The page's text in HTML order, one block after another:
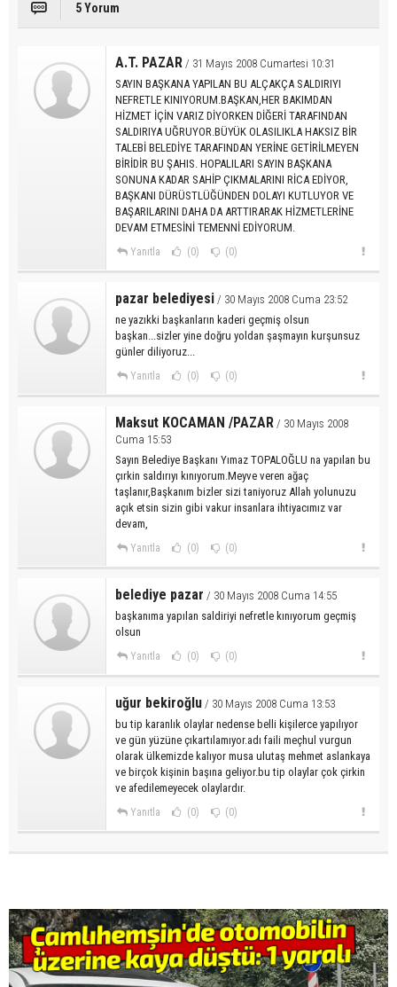
5 Yorum
A.T. PAZAR / 31 Mayıs 2008 Cumartesi 10:31
SAYIN BAŞKANA YAPILAN BU ALÇAKÇA SALDIRIYI
NEFRETLE KINIYORUM.BAŞKAN,HER BAKIMDAN
HİZMET İÇİN VARIZ DİYORKEN DİĞERİ TARAFINDAN
SALDIRIYA UĞRUYOR.BÜYÜK OLASILIKLA HAKSIZ BİR
TALEBİ BELEDİYE TARAFINDAN YERİNE GETİRİLMEYEN
BİRİDİR BU ŞAHIS. HOPALILARI SAYIN BAŞKANA
SONUNA KADAR SAHİP ÇIKMALARINI RİCA EDİYOR,
BAŞKANI DÜRÜSTLÜĞÜNDEN DOLAYI KUTLUYOR VE
BAŞARILARINI DAHA DA ARTTIRARAK HİZMETLERİNE
DEVAM ETMESİNİ TEMENNİ EDİYORUM.
Yanıtla (0) (0)
pazar belediyesi / 30 Mayıs 2008 Cuma 23:52
ne yazıkki başkanların kaderi geçmiş olsun
başkan...sizler yine doğru yoldan şaşmayın kurşunsuz
günler diliyoruz...
Yanıtla (0) (0)
Maksut KOCAMAN /PAZAR / 30 Mayıs 2008
Cuma 15:53
Sayın Belediye Başkanı Yımaz TOPALOĞLU na yapılan bu
çırkin saldırıyı kınıyorum.Meyve veren ağaç
taşlanır,Başkanım bizler sizi taniyoruz Allah yolunuzu
açık etsin sizin gibi vakur insanlara ihtiyacımız var
devam,
Yanıtla (0) (0)
belediye pazar / 30 Mayıs 2008 Cuma 14:55
başkanıma yapılan saldiriyi nefretle kınıyorum geçmiş
olsun
Yanıtla (0) (0)
uğur bekiroğlu / 30 Mayıs 2008 Cuma 13:53
bu tip karanlık olaylar nedense belli kişilerce yapılıyor
ve gün yüzüne çıkartılamıyor.adı faili meçhul vurgun
olarak ülkemizde kalıyor musa ulutaş mehmet aslankaya
ve birçok kişinin başına geliyor.bu tip olaylar çok çirkin
ve afedilemeyecek olaylardır.
Yanıtla (0) (0)